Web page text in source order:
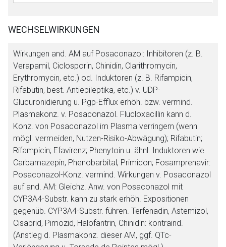
WECHSELWIRKUNGEN
Wirkungen and. AM auf Posaconazol: Inhibitoren (z. B.
Verapamil, Ciclosporin, Chinidin, Clarithromycin,
Erythromycin, etc.) od. Induktoren (z. B. Rifampicin,
Rifabutin, best. Antiepileptika, etc.) v. UDP-
Glucuronidierung u. Pgp-Efflux erhöh. bzw. vermind.
Plasmakonz. v. Posaconazol. Flucloxacillin kann d.
Konz. von Posaconazol im Plasma verringern (wenn
mögl. vermeiden, Nutzen-Risiko-Abwägung); Rifabutin;
Rifampicin; Efavirenz; Phenytoin u. ähnl. Induktoren wie
Carbamazepin, Phenobarbital, Primidon; Fosamprenavir:
Posaconazol-Konz. vermind. Wirkungen v. Posaconazol
auf and. AM: Gleichz. Anw. von Posaconazol mit
CYP3A4-Substr. kann zu stark erhöh. Expositionen
gegenüb. CYP3A4-Substr. führen. Terfenadin, Astemizol,
Cisaprid, Pimozid, Halofantrin, Chinidin: kontraind.
(Anstieg d. Plasmakonz. dieser AM, ggf. QTc-